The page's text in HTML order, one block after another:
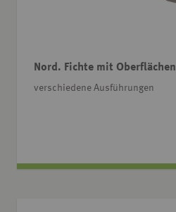
Nord. Fichte mit Oberflächen
verschiedene Ausführungen